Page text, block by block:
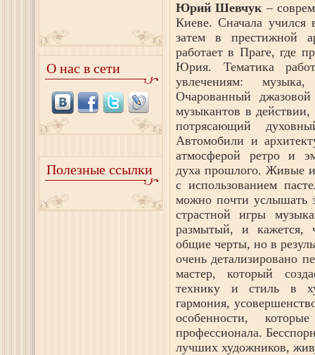
О нас в сети
Полезные ссылки
Юрий Шевчук–
Киеве. Сначала учился
затем в престижной
работает в Праге, где
Юрия. Тематика
увлечениям:
Очарованный
музыкантов в
потрясающий
Автомобили и
атмосферой ретро и
духа прошлого. Живые
с использованием
можно почти услышать
страстной игры
размытый, и кажется,
общие черты, но в
очень детализировано
мастер, который
технику и стиль в
гармония,
особенности,
профессионала.
лучших художников,